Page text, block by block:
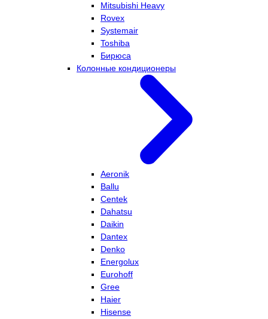
Mitsubishi Heavy
Rovex
Systemair
Toshiba
Бирюса
Колонные кондиционеры
Aeronik
Ballu
Centek
Dahatsu
Daikin
Dantex
Denko
Energolux
Eurohoff
Gree
Haier
Hisense